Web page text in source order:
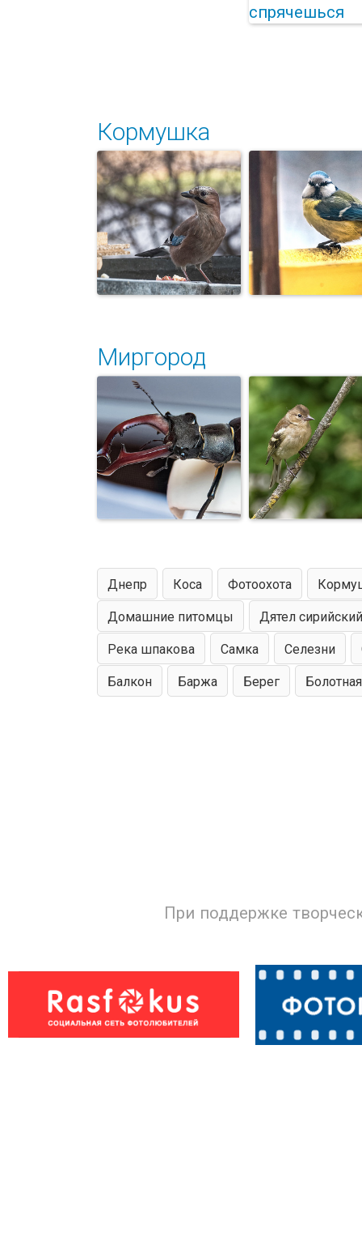
Как ни
всё равно не
Кормушка
Сойка. Портрет
незнакомки
Лазоревка в
гостях
Миргород
Жук-олень Самка
Днепр Коса Фотоохота
Домашние питомцы
Дятел сирийский
Река шпакова
Самка Селезни
Балкон
Баржа Берег
При поддержке